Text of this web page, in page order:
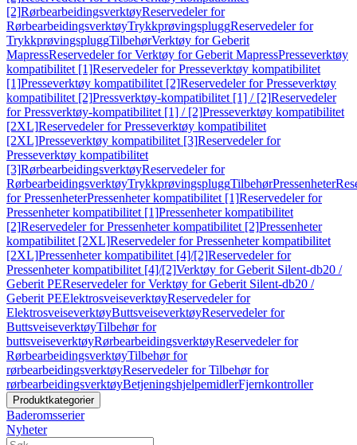
[2]RørbearbeidingsverktøyReservedeler for
RørbearbeidingsverktøyTrykkprøvingspluggReservedeler for
TrykkprøvingspluggTilbehørVerktøy for Geberit
MapressReservedeler for Verktøy for Geberit MapressPresseverktøy
kompatibilitet [1]Reservedeler for Presseverktøy kompatibilitet
[1]Presseverktøy kompatibilitet [2]Reservedeler for Presseverktøy
kompatibilitet [2]Pressverktøy-kompatibilitet [1] / [2]Reservedeler
for Pressverktøy-kompatibilitet [1] / [2]Presseverktøy kompatibilitet
[2XL]Reservedeler for Presseverktøy kompatibilitet
[2XL]Presseverktøy kompatibilitet [3]Reservedeler for
Presseverktøy kompatibilitet
[3]RørbearbeidingsverktøyReservedeler for
RørbearbeidingsverktøyTrykkprøvingspluggTilbehørPressenheter
for PressenheterPressenheter kompatibilitet [1]Reservedeler for
Pressenheter kompatibilitet [1]Pressenheter kompatibilitet
[2]Reservedeler for Pressenheter kompatibilitet [2]Pressenheter
kompatibilitet [2XL]Reservedeler for Pressenheter kompatibilitet
[2XL]Pressenheter kompatibilitet [4]/[2]Reservedeler for
Pressenheter kompatibilitet [4]/[2]Verktøy for Geberit Silent-db20 /
Geberit PEReservedeler for Verktøy for Geberit Silent-db20 /
Geberit PEElektrosveiseverktøyReservedeler for
ElektrosveiseverktøyButtsveiseverktøyReservedeler for
ButtsveiseverktøyTilbehør for
buttsveiseverktøyRørbearbeidingsverktøyReservedeler for
RørbearbeidingsverktøyTilbehør for
rørbearbeidingsverktøyReservedeler for Tilbehør for
rørbearbeidingsverktøyBetjeningshjelpemidlerFjernkontroller
Produktkategorier
Baderomsserier
Nyheter